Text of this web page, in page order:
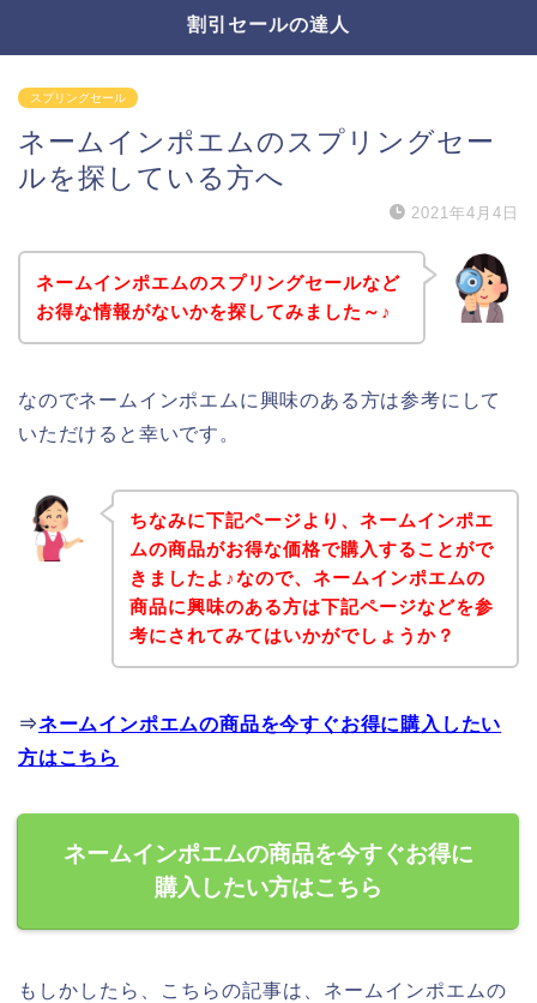
割引セールの達人
スプリングセール
ネームインポエムのスプリングセー
ルを探している方へ
2021年4月4日
ネームインポエムのスプリングセールなど
お得な情報がないかを探してみました～♪
なのでネームインポエムに興味のある方は参考にして
いただけると幸いです。
ちなみに下記ページより、ネームインポエ
ムの商品がお得な価格で購入することがで
きましたよ♪なので、ネームインポエムの
商品に興味のある方は下記ページなどを参
考にされてみてはいかがでしょうか？
⇒ネームインポエムの商品を今すぐお得に購入したい
方はこちら
ネームインポエムの商品を今すぐお得に
購入したい方はこちら
もしかしたら、こちらの記事は、ネームインポエムの